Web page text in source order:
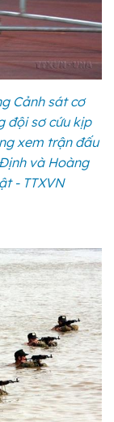
Cảnh sát cơ
đội sơ cứu kịp
xem trận đấu
và Hoàng
- TTXVN